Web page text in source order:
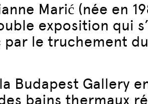
Marić (née en
exposition qui
le truchement
Budapest Gallery
bains thermaux